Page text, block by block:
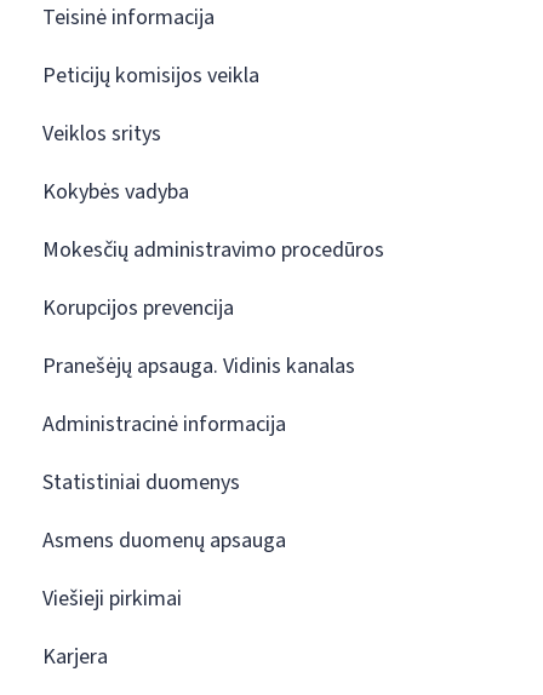
Teisinė informacija
Peticijų komisijos veikla
Veiklos sritys
Kokybės vadyba
Mokesčių administravimo procedūros
Korupcijos prevencija
Pranešėjų apsauga. Vidinis kanalas
Administracinė informacija
Statistiniai duomenys
Asmens duomenų apsauga
Viešieji pirkimai
Karjera